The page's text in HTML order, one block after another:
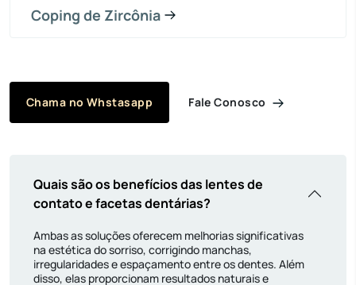
Coping de Zircônia
Chama no Whstasapp Fale Conosco
Quais são os benefícios das lentes de
contato e facetas dentárias?
Ambas as soluções oferecem melhorias significativas
na estética do sorriso, corrigindo manchas,
irregularidades e espaçamento entre os dentes. Além
disso, elas proporcionam resultados naturais e